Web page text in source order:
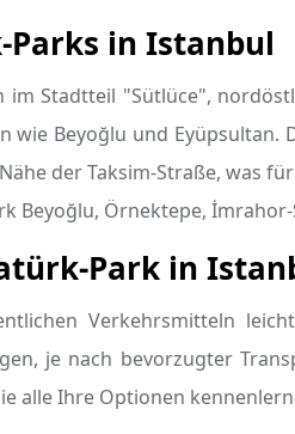
in Istanbul
Stadtteil "Sütlüce",
wie Beyoğlu und Eyüpsultan.
der Taksim-Straße, was
Beyoğlu, Örnektepe,
Park in
Verkehrsmitteln
je nach bevorzugter
alle Ihre Optionen